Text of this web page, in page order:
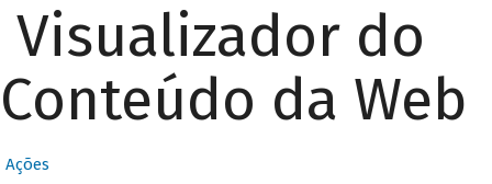
Visualizador do
Conteúdo da Web
Ações